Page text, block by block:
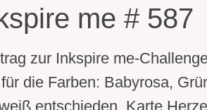
me # 587
zur Inkspire me-
die Farben: Babyrosa,
entschieden. Karte